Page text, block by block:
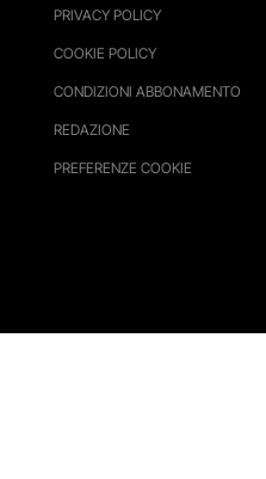
PRIVACY POLICY
COOKIE POLICY
CONDIZIONI ABBONAMENTO
REDAZIONE
PREFERENZE COOKIE